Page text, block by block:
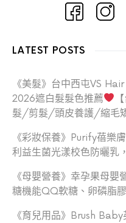
LATEST POSTS
《美髮》台中西屯VS
2026遮白髮髮色推薦
髮/剪髮/頭皮養護/縮毛矯
《彩妝保養》Purify蓓樂
利益生菌光漾校色防曬乳
《母嬰營養》幸孕果母嬰
糖機能QQ軟糖、卵磷脂
《育兒用品》Brush